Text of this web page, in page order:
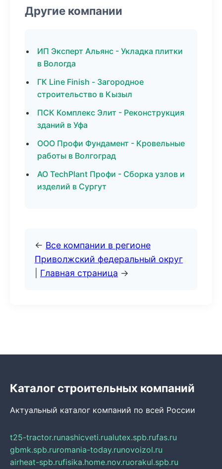
Другие компании
ИП Эксперт Альянс - Укладка плитки
в Вологда
ГК Line Finish - Загородное
строительство в Кызыл
ПСК Комплекс Элит - Реконструкция
зданий в Уфа
ООО Профи Фундамент - Кровельные
работы в Волгоград
АО TechPlant Профи - Сборка узлов и
изделий в Сургут
← Все компании в регионе
Приволжский федеральный округ
Главная страница →
Каталог строительных компаний
Актуальный каталог компаний по всей России
t25-tractor.runashicveti.rualutex.spb.rufas.ru
gbmk.spb.ruromania-today.runovoizol.ru
airheat-spb.rufisika.home.nov.ruorakul.spb.ru